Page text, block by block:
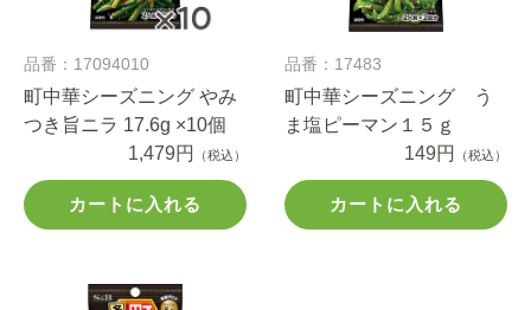
品番：17094010
町中華シーズニング やみ
つき旨ニラ 17.6g ×10個
1,479円
（税込）
カートに入れる
品番：17483
町中華シーズニング う
ま塩ピーマン１５ｇ
149円
（税込）
カートに入れる